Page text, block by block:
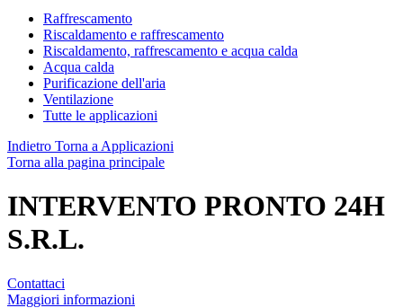
Raffrescamento
Riscaldamento e raffrescamento
Riscaldamento, raffrescamento e acqua calda
Acqua calda
Purificazione dell'aria
Ventilazione
Tutte le applicazioni
Indietro Torna a Applicazioni
Torna alla pagina principale
INTERVENTO PRONTO 24H
S.R.L.
Contattaci
Maggiori informazioni